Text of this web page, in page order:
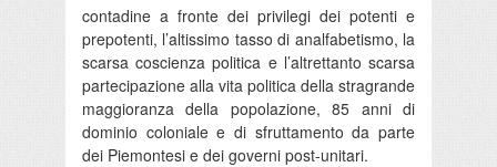
contadine a fronte dei privilegi dei potenti e
prepotenti, l’altissimo tasso di analfabetismo, la
scarsa coscienza politica e l’altrettanto scarsa
partecipazione alla vita politica della stragrande
maggioranza della popolazione, 85 anni di
dominio coloniale e di sfruttamento da parte
dei Piemontesi e dei governi post-unitari.